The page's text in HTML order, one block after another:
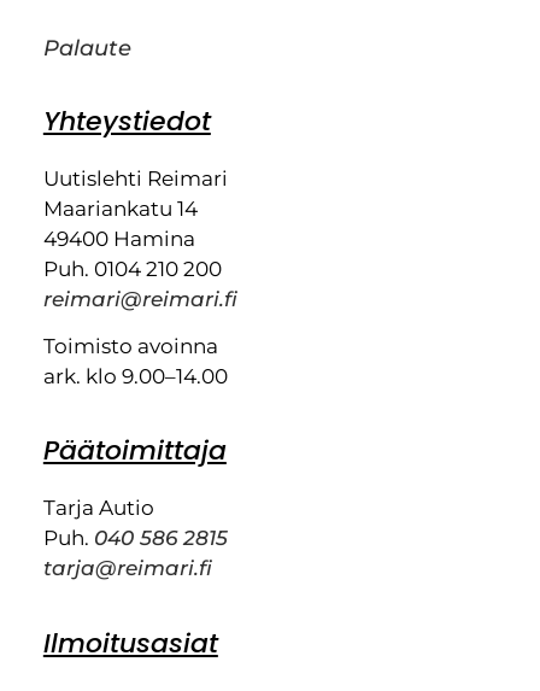
Palaute
Yhteystiedot
Uutislehti Reimari
Maariankatu 14
49400 Hamina
Puh. 0104 210 200
reimari@reimari.fi
Toimisto avoinna
ark. klo 9.00–14.00
Päätoimittaja
Tarja Autio
Puh. 040 586 2815
tarja@reimari.fi
Ilmoitusasiat